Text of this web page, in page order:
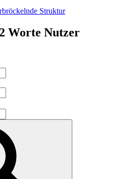
Struktur
Worte Nutzer